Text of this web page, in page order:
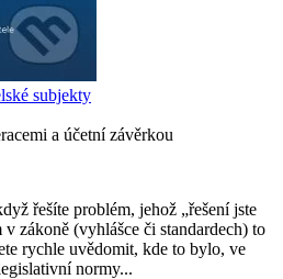
subjekty
a účetní závěrkou
řešíte problém, jehož „řešení jste
zákoně (vyhlášce či standardech) to
rychle uvědomit, kde to bylo, ve
normy...